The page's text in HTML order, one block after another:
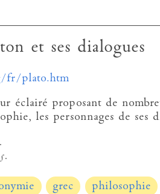
et ses dialogues
fr/plato.htm
éclairé proposant de
les personnages de ses
grec philosophie